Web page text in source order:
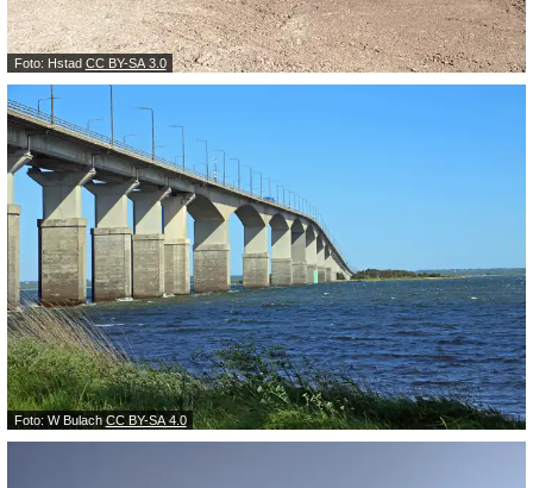
Foto: Hstad CC BY-SA 3.0
Foto: W Bulach CC BY-SA 4.0